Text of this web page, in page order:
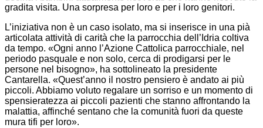
gradita visita. Una sorpresa per loro e per i loro genitori.
L’iniziativa non è un caso isolato, ma si inserisce in una pià
articolata attività di carità che la parrocchia dell’Idria coltiva
da tempo. «Ogni anno l’Azione Cattolica parrocchiale, nel
periodo pasquale e non solo, cerca di prodigarsi per le
persone nel bisogno», ha sottolineato la presidente
Cantarella. «Quest’anno il nostro pensiero è andato ai più
piccoli. Abbiamo voluto regalare un sorriso e un momento di
spensieratezza ai piccoli pazienti che stanno affrontando la
malattia, affinché sentano che la comunità fuori da queste
mura tifi per loro».